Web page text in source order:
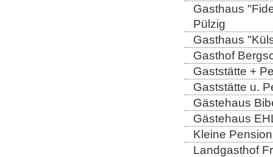
Gasthaus
Pülzig
Gasthaus
Gasthof
Gaststätte +
Gaststätte u.
Gästehaus
Gästehaus
Kleine
Landgasthof